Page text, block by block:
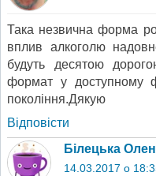
Така незвична форма
вплив алкоголю
будуть десятою
формат у доступному
покоління.Дякую
Відповіcти
Білецька
14.03.2017 о